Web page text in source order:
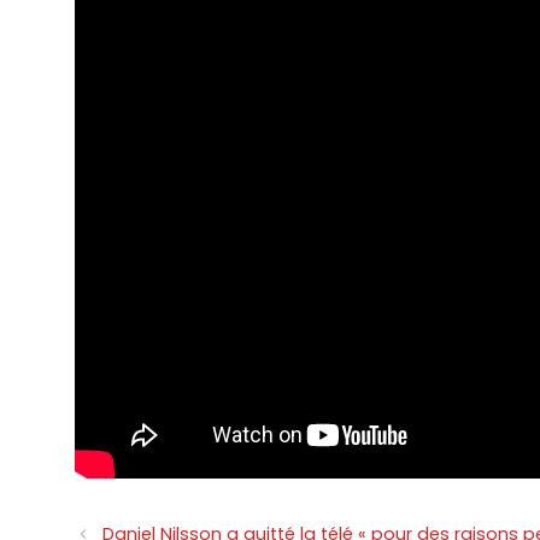
Navigation
Daniel Nilsson a quitté la télé « pour des raisons